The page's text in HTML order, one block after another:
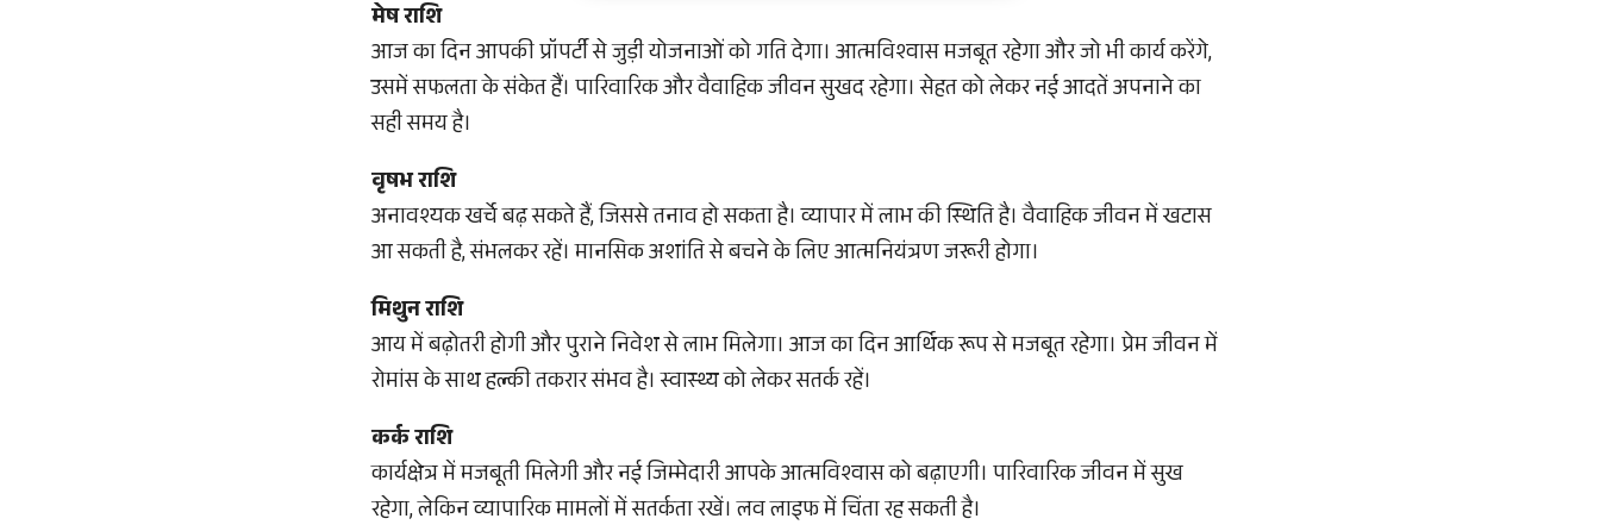
मेष राशि
आज का दिन आपकी प्रॉपर्टी से जुड़ी योजनाओं को गति देगा। आत्मविश्वास मजबूत रहेगा और जो भी कार्य करेंगे,
उसमें सफलता के संकेत हैं। पारिवारिक और वैवाहिक जीवन सुखद रहेगा। सेहत को लेकर नई आदतें अपनाने का
सही समय है।
वृषभ राशि
अनावश्यक खर्चे बढ़ सकते हैं, जिससे तनाव हो सकता है। व्यापार में लाभ की स्थिति है। वैवाहिक जीवन में खटास
आ सकती है, संभलकर रहें। मानसिक अशांति से बचने के लिए आत्मनियंत्रण जरूरी होगा।
मिथुन राशि
आय में बढ़ोतरी होगी और पुराने निवेश से लाभ मिलेगा। आज का दिन आर्थिक रूप से मजबूत रहेगा। प्रेम जीवन में
रोमांस के साथ हल्की तकरार संभव है। स्वास्थ्य को लेकर सतर्क रहें।
कर्क राशि
कार्यक्षेत्र में मजबूती मिलेगी और नई जिम्मेदारी आपके आत्मविश्वास को बढ़ाएगी। पारिवारिक जीवन में सुख
रहेगा, लेकिन व्यापारिक मामलों में सतर्कता रखें। लव लाइफ में चिंता रह सकती है।